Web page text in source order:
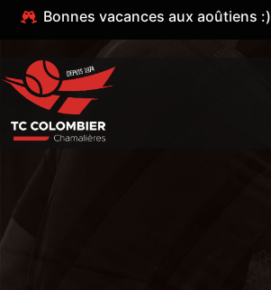
Bonnes vacances aux aoûtiens :)